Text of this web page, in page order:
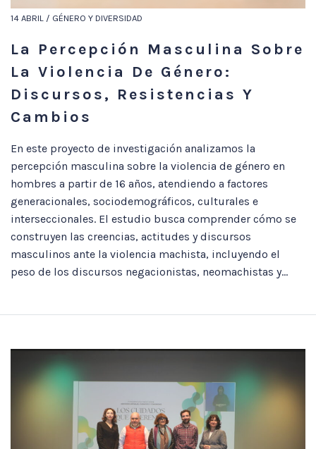
14 ABRIL / GÉNERO Y DIVERSIDAD
La Percepción Masculina Sobre
La Violencia De Género:
Discursos, Resistencias Y
Cambios
En este proyecto de investigación analizamos la
percepción masculina sobre la violencia de género en
hombres a partir de 16 años, atendiendo a factores
generacionales, sociodemográficos, culturales e
interseccionales. El estudio busca comprender cómo se
construyen las creencias, actitudes y discursos
masculinos ante la violencia machista, incluyendo el
peso de los discursos negacionistas, neomachistas y...